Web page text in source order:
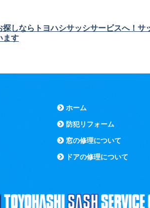
しならトヨハシサッシサービスへ！サ
ます
ホーム
防犯リフォーム
窓の修理について
ドアの修理について